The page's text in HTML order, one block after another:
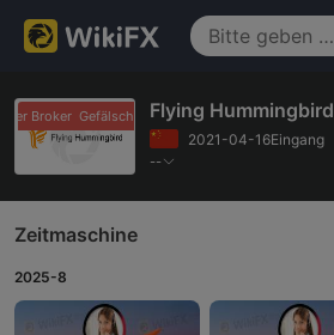
Broker Gefälschter BrokerFlying Hummingbird
2021-04-16Eingang
--
Zeitmaschine
2025-8